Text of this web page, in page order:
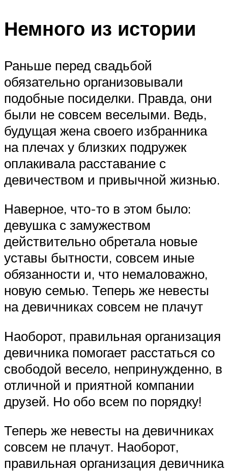
Немного из истории
Раньше перед свадьбой
обязательно организовывали
подобные посиделки. Правда, они
были не совсем веселыми. Ведь,
будущая жена своего избранника
на плечах у близких подружек
оплакивала расставание с
девичеством и привычной жизнью.
Наверное, что-то в этом было:
девушка с замужеством
действительно обретала новые
уставы бытности, совсем иные
обязанности и, что немаловажно,
новую семью. Теперь же невесты
на девичниках совсем не плачут
Наоборот, правильная организация
девичника помогает расстаться со
свободой весело, непринужденно, в
отличной и приятной компании
друзей. Но обо всем по порядку!
Теперь же невесты на девичниках
совсем не плачут. Наоборот,
правильная организация девичника